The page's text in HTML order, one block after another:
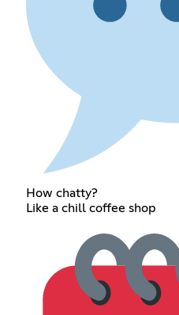
How chatty?
Like a chill coffee shop